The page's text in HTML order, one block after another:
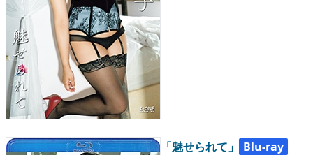
「魅せられて」
Blu-ray